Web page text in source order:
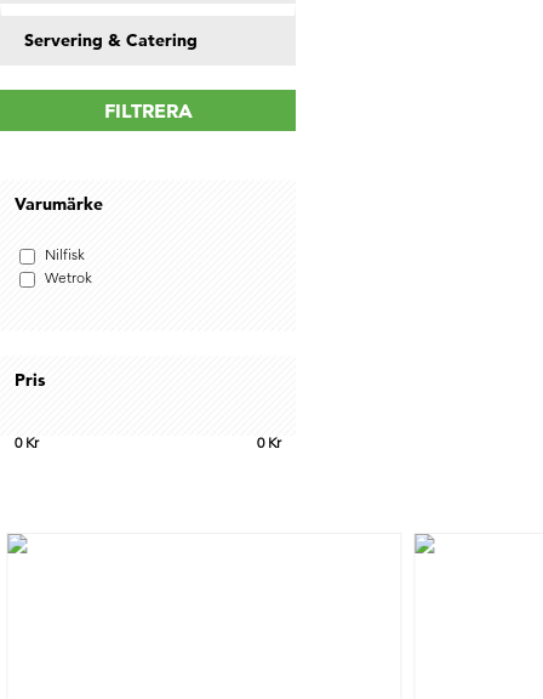
Servering & Catering
FILTRERA
Varumärke
Nilfisk
Wetrok
Pris
0Kr 0Kr